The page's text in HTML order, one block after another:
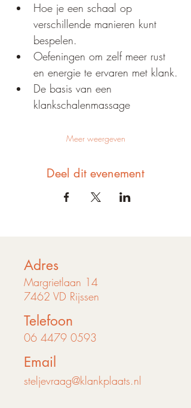
Hoe je een schaal op
verschillende manieren kunt
bespelen.
Oefeningen om zelf meer rust
en energie te ervaren met klank.
De basis van een
klankschalenmassage
Meer weergeven
Deel dit evenement
Adres
Margrietlaan 14
7462 VD Rijssen
Telefoon
06 4479 0593
Email
steljevraag@klankplaats.nl